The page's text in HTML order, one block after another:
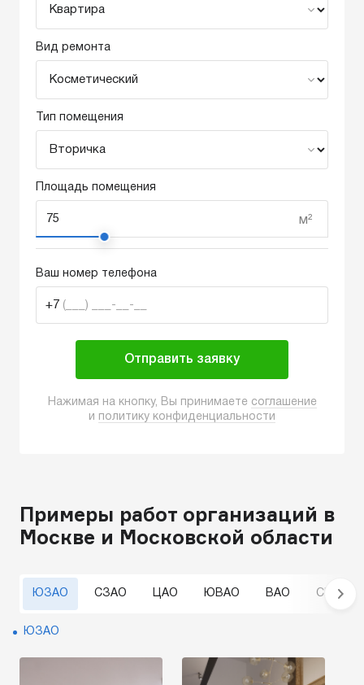
Вид ремонта
Тип помещения
Площадь помещения
м²
Ваш номер телефона
+7 (___) ___-__-__
Отправить заявку
Нажимая на кнопку, Вы принимаете соглашение
и политику конфиденциальности
Примеры работ организаций в
Москве и Московской области
ЮЗАО СЗАО ЦАО ЮВАО ВАО СВАО
ЮЗАО